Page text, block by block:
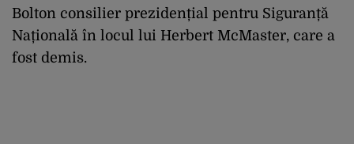
Bolton consilier prezidențial pentru Siguranță
Națională în locul lui Herbert McMaster, care a
fost demis.